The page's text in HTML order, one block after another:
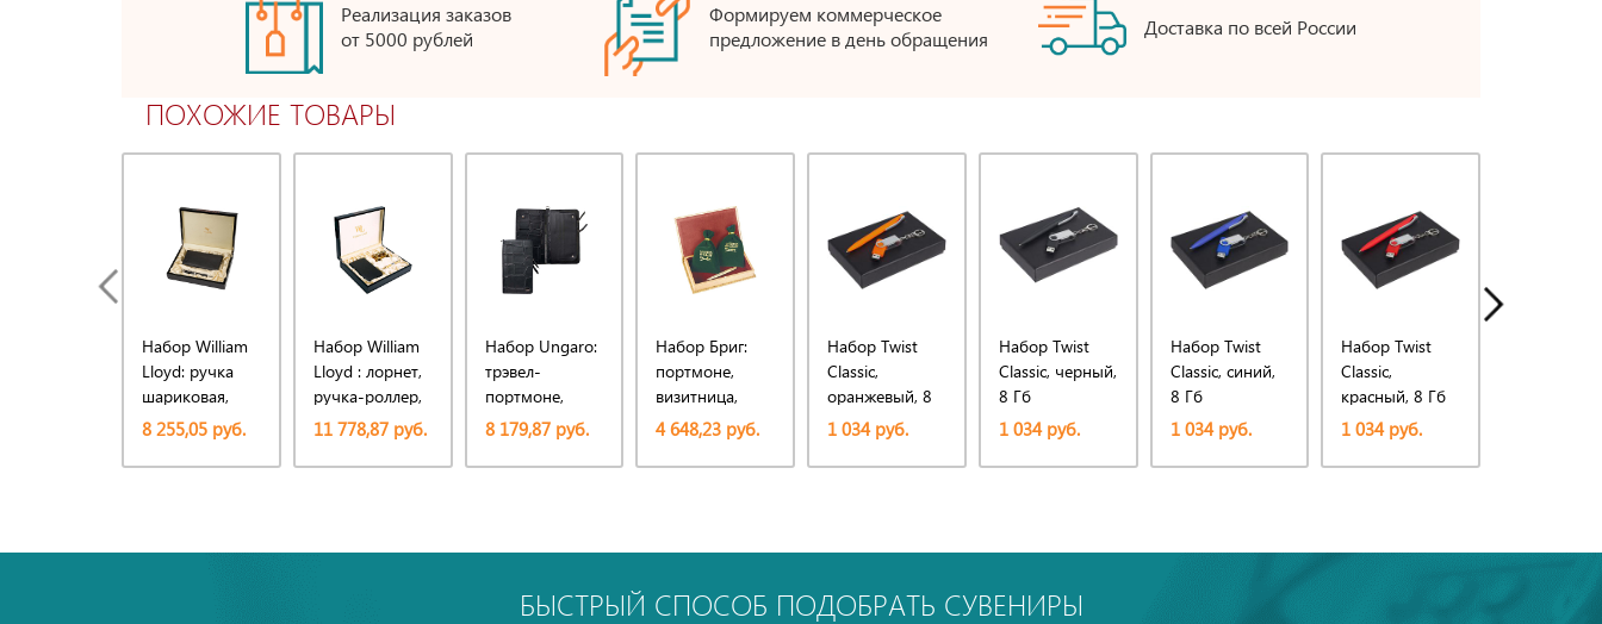
Реализация заказов
от 5000 рублей
Формируем коммерческое
предложение в день обращения
Доставка по всей России
ПОХОЖИЕ ТОВАРЫ
Набор William
Lloyd: ручка
шариковая,
трэвел-
портмоне
8 255,05 руб.
Набор William
Lloyd : лорнет,
ручка-роллер,
трэвел-
портмоне на
молнии
11 778,87 руб.
Набор Ungaro:
трэвел-
портмоне,
ручка
шариковая
8 179,87 руб.
Набор Бриг:
портмоне,
визитница,
ручка
шариковая
Бриг
4 648,23 руб.
Набор Twist
Classic,
оранжевый, 8
Гб
1 034 руб.
Набор Twist
Classic, черный,
8 Гб
1 034 руб.
Набор Twist
Classic, синий,
8 Гб
1 034 руб.
Набор Twist
Classic,
красный, 8 Гб
1 034 руб.
БЫСТРЫЙ СПОСОБ ПОДОБРАТЬ СУВЕНИРЫ